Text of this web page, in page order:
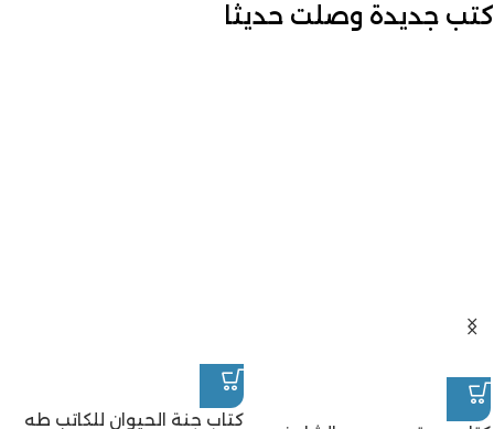
كتب جديدة وصلت حديثا
كتاب جنة الحيوان للكاتب طه